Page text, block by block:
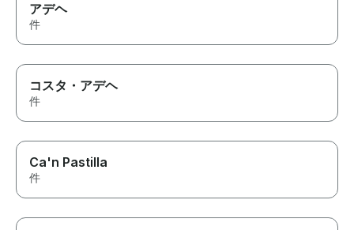
アデヘ
件
コスタ・アデヘ
件
Ca'n Pastilla
件